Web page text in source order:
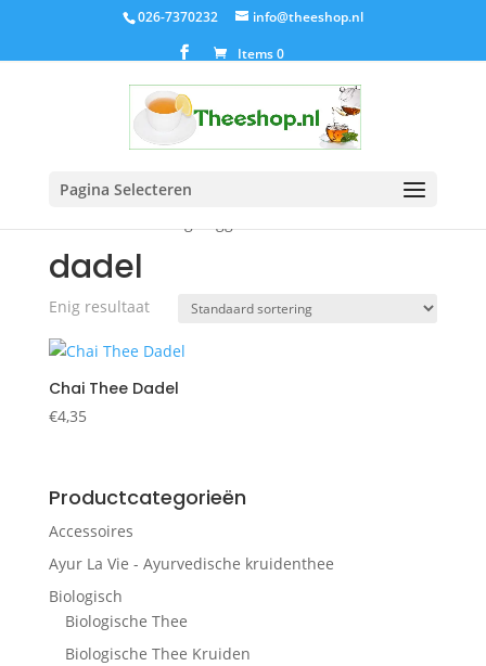
026-7370232
info@theeshop.nl
Items 0
Pagina Selecteren
dadel
Enig resultaat
Chai Thee Dadel
€4,35
Productcategorieën
Accessoires
Ayur La Vie - Ayurvedische kruidenthee
Biologisch
Biologische Thee
Biologische Thee Kruiden